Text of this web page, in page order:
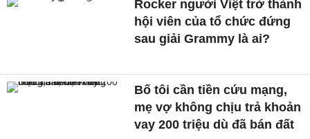
Rocker người Việt trở thành
hội viên của tổ chức đứng
sau giải Grammy là ai?
Bố tôi cần tiền cứu mạng,
mẹ vợ không chịu trả khoản
vay 200 triệu dù đã bán đất